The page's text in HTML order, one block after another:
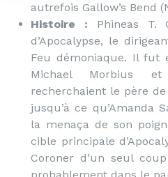
autrefois Gallow’s Bend
Histoire : Phineas T.
d’Apocalypse, le
Feu démoniaque. Il fut
Michael Morbius
recherchaient le père
jusqu’à ce qu’Amanda
la menaça de son
cible principale
Coroner d’un seul